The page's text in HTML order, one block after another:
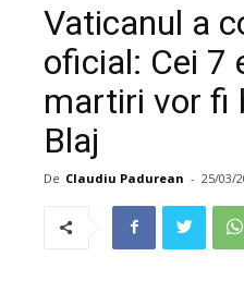
Vaticanul a
oficial: Cei 7
martiri vor fi
Blaj
De Claudiu Padurean - 25/03/